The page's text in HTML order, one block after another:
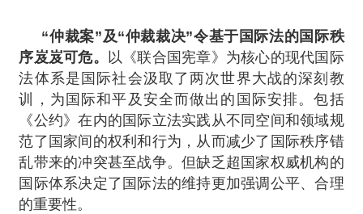
“仲裁案”及“仲裁裁决”令基于国际法的国际秩
序岌岌可危。
以《联合国宪章》为核心的现代国际
法体系是国际社会汲取了两次世界大战的深刻教
训，为国际和平及安全而做出的国际安排。包括
《公约》在内的国际立法实践从不同空间和领域规
范了国家间的权利和行为，从而减少了国际秩序错
乱带来的冲突甚至战争。但缺乏超国家权威机构的
国际体系决定了国际法的维持更加强调公平、合理
的重要性。